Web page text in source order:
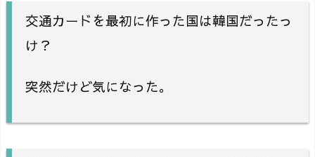
交通カードを最初に作った国は韓国だったっ
け？
突然だけど気になった。